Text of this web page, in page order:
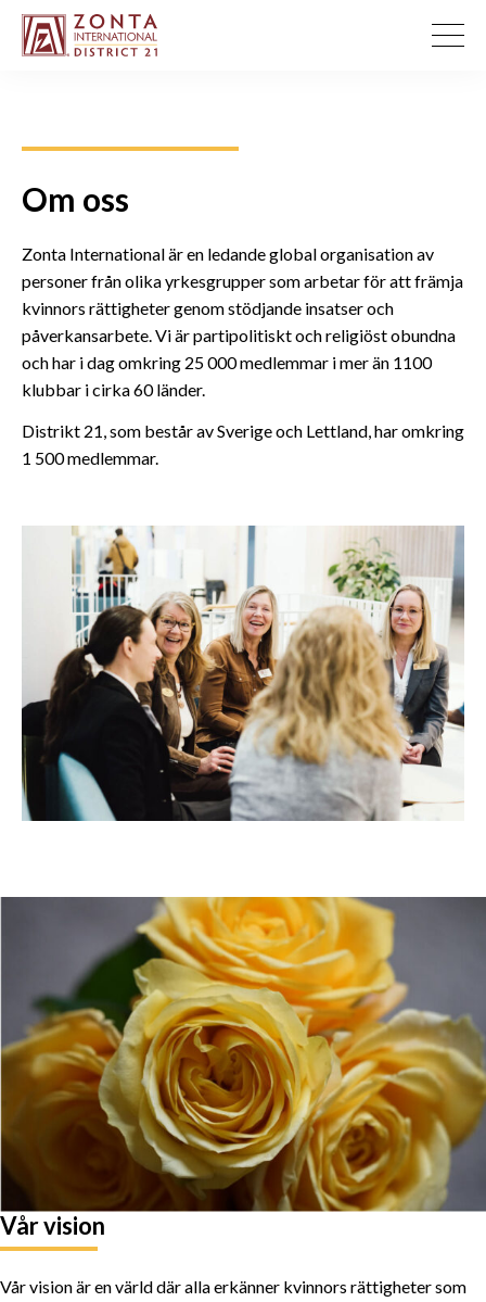
Om oss
Zonta International är en ledande global organisation av
personer från olika yrkesgrupper som arbetar för att främja
kvinnors rättigheter genom stödjande insatser och
påverkansarbete. Vi är partipolitiskt och religiöst obundna
och har i dag omkring 25 000 medlemmar i mer än 1100
klubbar i cirka 60 länder.
Distrikt 21, som består av Sverige och Lettland, har omkring
1 500 medlemmar.
Vår vision
Vår vision är en värld där alla erkänner kvinnors rättigheter som